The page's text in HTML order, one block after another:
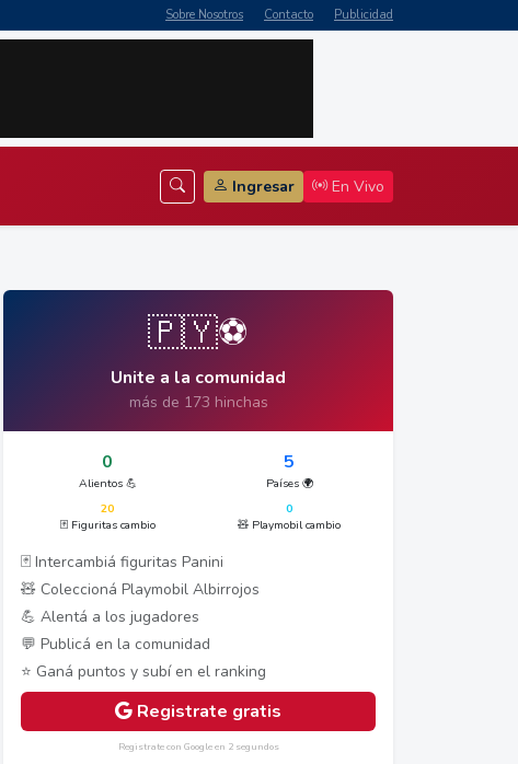
Sobre Nosotros Contacto Publicidad
Ingresar En Vivo
🇵🇾⚽
Unite a la comunidad
más de 173 hinchas
0
Alientos 💪
5
Países 🌍
20
🃏 Figuritas cambio
0
🧸 Playmobil cambio
🃏 Intercambiá figuritas Panini
🧸 Coleccioná Playmobil Albirrojos
💪 Alentá a los jugadores
💬 Publicá en la comunidad
⭐ Ganá puntos y subí en el ranking
Registrate gratis
Registrate con Google en 2 segundos